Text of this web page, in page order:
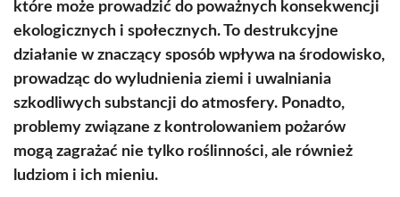
które może prowadzić do poważnych konsekwencji
ekologicznych i społecznych. To destrukcyjne
działanie w znaczący sposób wpływa na środowisko,
prowadząc do wyludnienia ziemi i uwalniania
szkodliwych substancji do atmosfery. Ponadto,
problemy związane z kontrolowaniem pożarów
mogą zagrażać nie tylko roślinności, ale również
ludziom i ich mieniu.